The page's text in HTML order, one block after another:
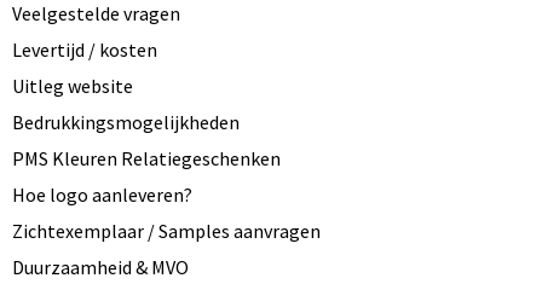
Veelgestelde vragen
Levertijd / kosten
Uitleg website
Bedrukkingsmogelijkheden
PMS Kleuren Relatiegeschenken
Hoe logo aanleveren?
Zichtexemplaar / Samples aanvragen
Duurzaamheid & MVO